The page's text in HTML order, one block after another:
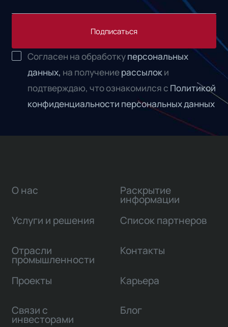
Подписаться
Согласен на обработкуперсональных
данных, на получениерассылоки
подтверждаю, что ознакомился с Политикой
конфиденциальности персональных данных
О нас
Услуги и решения
Отрасли
промышленности
Проекты
Связи с
инвесторами
Раскрытие
информации
Список партнеров
Контакты
Карьера
Блог